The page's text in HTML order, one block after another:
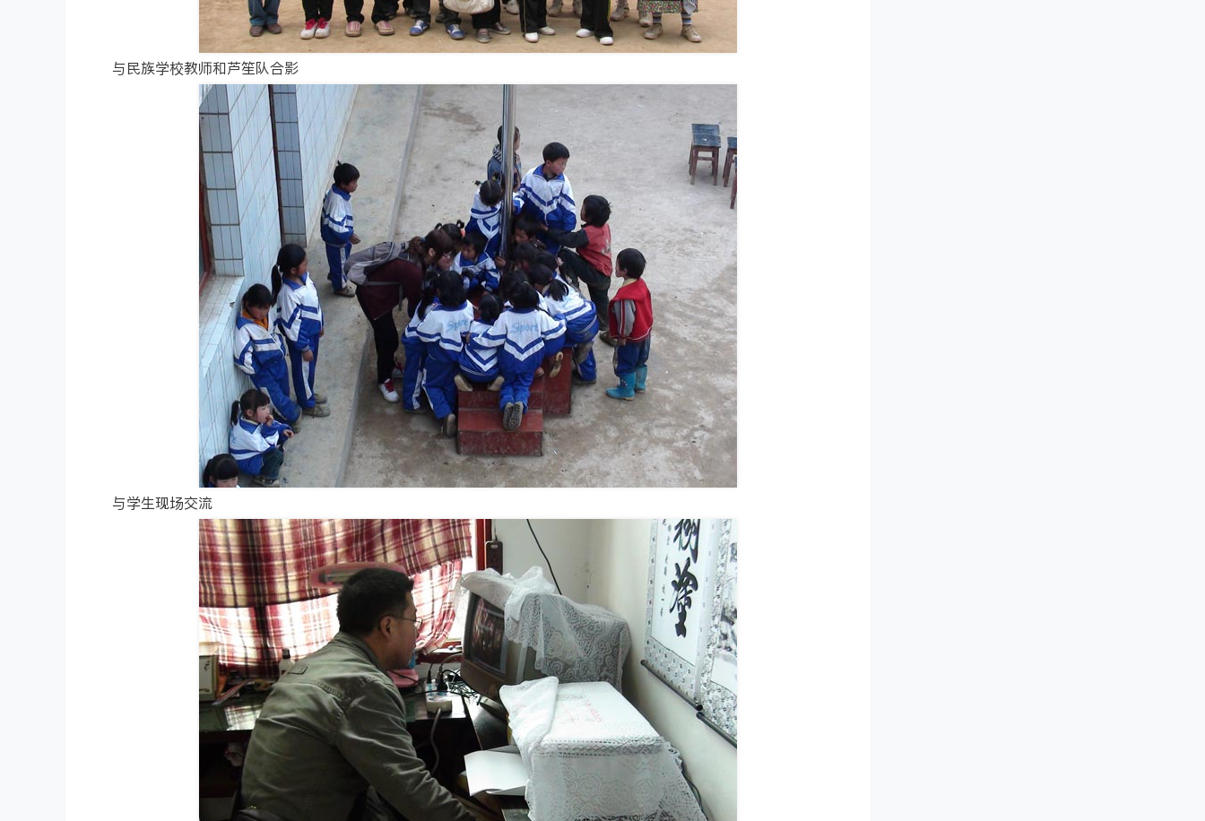
与民族学校教师和芦笙队合影
与学生现场交流